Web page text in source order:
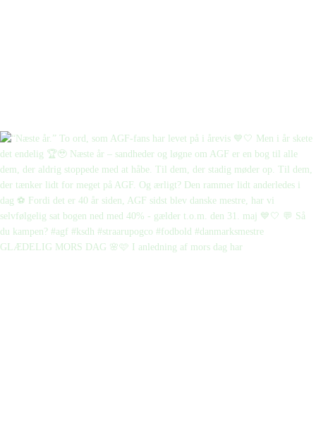
GLÆDELIG MORS DAG 🌸🩷 I anledning af mors dag har